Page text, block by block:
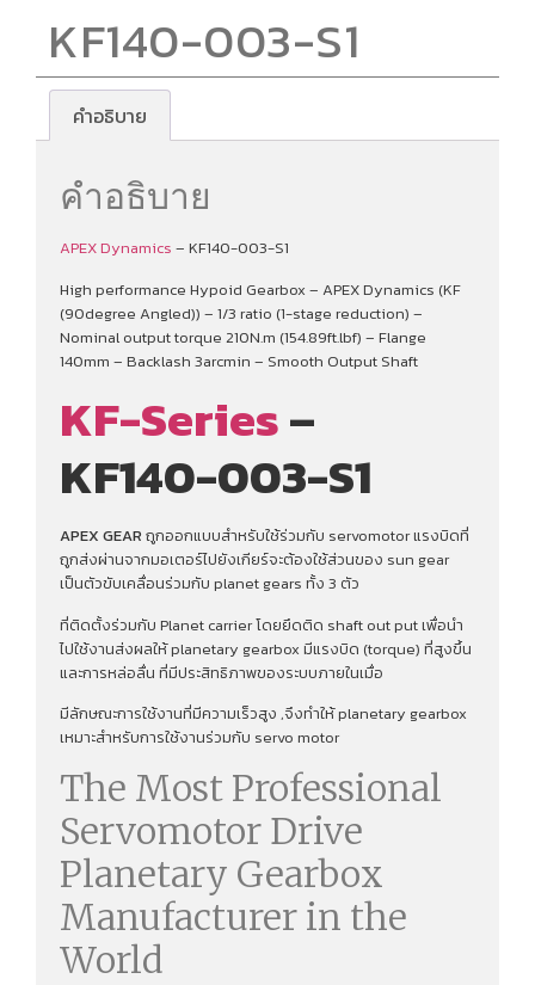
KF140-003-S1
คำอธิบาย
คำอธิบาย
APEX Dynamics – KF140-003-S1
High performance Hypoid Gearbox – APEX Dynamics (KF
(90degree Angled)) – 1/3 ratio (1-stage reduction) –
Nominal output torque 210N.m (154.89ft.lbf) – Flange
140mm – Backlash 3arcmin – Smooth Output Shaft
KF-Series–
KF140-003-S1
APEX GEAR ถูกออกแบบสำหรับใช้ร่วมกับ servomotor แรงบิดที่
ถูกส่งผ่านจากมอเตอร์ไปยังเกียร์จะต้องใช้ส่วนของ sun gear
เป็นตัวขับเคลื่อนร่วมกับ planet gears ทั้ง 3 ตัว
ที่ติดตั้งร่วมกับ Planet carrier โดยยึดติด shaft out put เพื่อนํา
ไปใช้งานส่งผลให้ planetary gearbox มีแรงบิด (torque) ที่สูงขึ้น
และการหล่อลื่น ที่มีประสิทธิภาพของระบบภายในเมื่อ
มีลักษณะการใช้งานที่มีความเร็วสูง ,จึงทําให้ planetary gearbox
เหมาะสำหรับการใช้งานร่วมกับ servo motor
The Most Professional
Servomotor Drive
Planetary Gearbox
Manufacturer in the
World